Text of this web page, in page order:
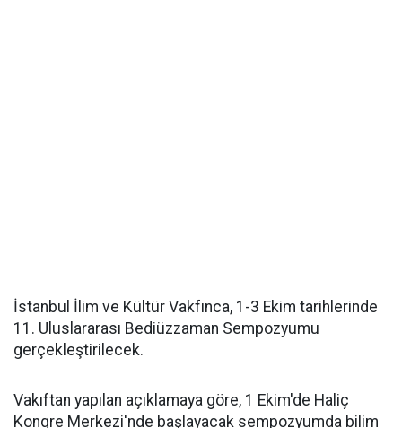
İstanbul İlim ve Kültür Vakfınca, 1-3 Ekim tarihlerinde
11. Uluslararası Bediüzzaman Sempozyumu
gerçekleştirilecek.
Vakıftan yapılan açıklamaya göre, 1 Ekim'de Haliç
Kongre Merkezi'nde başlayacak sempozyumda bilim